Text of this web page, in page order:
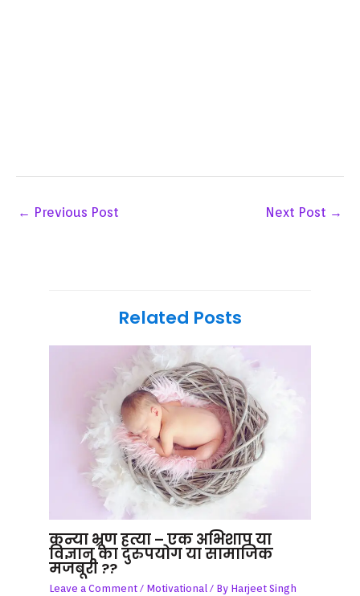
← Previous Post Next Post →
Related Posts
कन्या भ्रूण हत्या – एक अभिशाप या
विज्ञान का दुरुपयोग या सामाजिक
मजबूरी ??
Leave a Comment / Motivational / By Harjeet Singh